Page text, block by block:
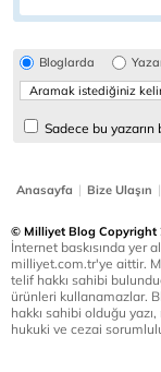
Bloglarda
Sadece bu yazarın
Anasayfa | Bize Ulaşın |
© Milliyet Blog Copyright
İnternet baskısında yer
milliyet.com.tr'ye aittir.
telif hakkı sahibi
ürünleri kullanamazlar.
hakkı sahibi olduğu
hukuki ve cezai